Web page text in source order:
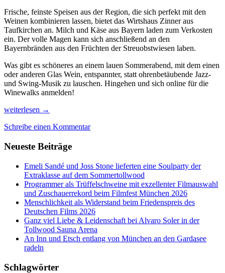
Frische, feinste Speisen aus der Region, die sich perfekt mit den
Weinen kombinieren lassen, bietet das Wirtshaus Zinner aus
Taufkirchen an. Milch und Käse aus Bayern laden zum Verkosten
ein. Der volle Magen kann sich anschließend an den
Bayernbränden aus den Früchten der Streuobstwiesen laben.
Was gibt es schöneres an einem lauen Sommerabend, mit dem einen
oder anderen Glas Wein, entspannter, statt ohrenbetäubende Jazz-
und Swing-Musik zu lauschen. Hingehen und sich online für die
Winewalks anmelden!
Genießen
den
Festivals
weiterlesen →
Schreibe einen Kommentar
Neueste Beiträge
Emeli Sandé und Joss Stone lieferten eine Soulparty der
Extraklasse auf dem Sommertollwood
Programmer als Trüffelschweine mit exzellenter Filmauswahl
und Zuschauerrekord beim Filmfest München 2026
Menschlichkeit als Widerstand beim Friedenspreis des
Deutschen Films 2026
Ganz viel Liebe & Leidenschaft bei Alvaro Soler in der
Tollwood Sauna Arena
An Inn und Etsch entlang von München an den Gardasee
radeln
Schlagwörter